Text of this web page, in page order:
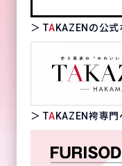
＞ TAKAZENの公
＞ TAKAZEN袴専